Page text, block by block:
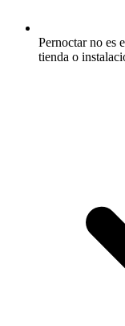
Pernoctar no es
tienda o